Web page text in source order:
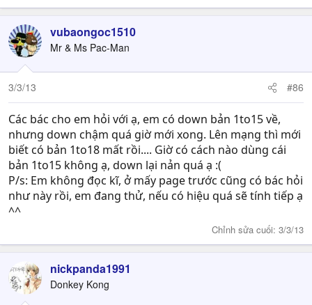
vubaongoc1510
Mr & Ms Pac-Man
3/3/13 #86
Các bác cho em hỏi với ạ, em có down bản 1to15 về,
nhưng down chậm quá giờ mới xong. Lên mạng thì mới
biết có bản 1to18 mất rồi.... Giờ có cách nào dùng cái
bản 1to15 không ạ, down lại nản quá ạ :(
P/s: Em không đọc kĩ, ở mấy page trước cũng có bác hỏi
như này rồi, em đang thử, nếu có hiệu quá sẽ tính tiếp ạ
^^
Chỉnh sửa cuối: 3/3/13
nickpanda1991
Donkey Kong